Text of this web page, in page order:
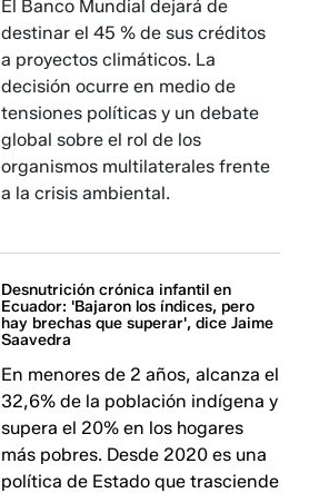
El Banco Mundial dejará de
destinar el 45 % de sus créditos
a proyectos climáticos. La
decisión ocurre en medio de
tensiones políticas y un debate
global sobre el rol de los
organismos multilaterales frente
a la crisis ambiental.
Desnutrición crónica infantil en
Ecuador: 'Bajaron los índices, pero
hay brechas que superar', dice Jaime
Saavedra
En menores de 2 años, alcanza el
32,6% de la población indígena y
supera el 20% en los hogares
más pobres. Desde 2020 es una
política de Estado que trasciende